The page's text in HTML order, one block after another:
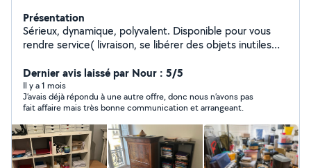
Présentation
Sérieux, dynamique, polyvalent. Disponible pour vous
rendre service( livraison, se libérer des objets inutiles
de garage , maison, grenier, ...).
Dernier avis laissé par Nour : 5/5
Il y a 1 mois
J’avais déjà répondu à une autre offre, donc nous n’avons pas
fait affaire mais très bonne communication et arrangeant.